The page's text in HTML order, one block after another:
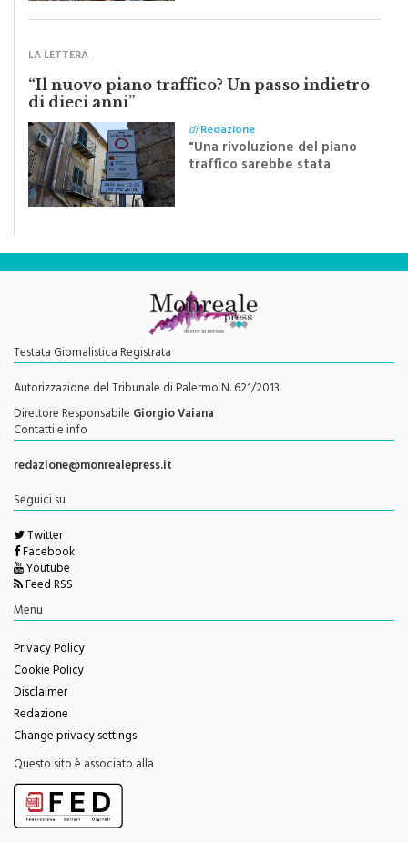
Sapienza all'indomani della
LA LETTERA
“Il nuovo piano traffico? Un passo indietro
di dieci anni”
diRedazione
"Una rivoluzione del piano
Testata Giornalistica Registrata
Autorizzazione del Tribunale di Palermo N. 621/2013
Direttore ResponsabileGiorgio Vaiana
Contatti e info
redazione@monrealepress.it
Seguici su
Twitter
Facebook
Youtube
Feed RSS
Privacy Policy
Cookie Policy
Disclaimer
Redazione
Change privacy settings
Questo sito è associato alla